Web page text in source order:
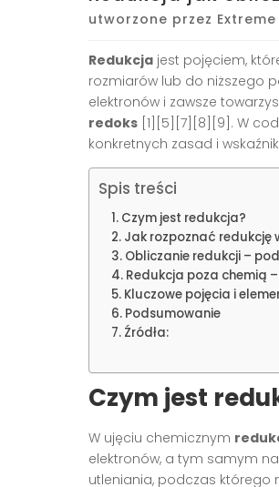
utworzone przez
Redukcja jest pojęciem,
rozmiarów lub do niższego
elektronów i zawsze
redoks [1][5][7][8][9]. W
konkretnych zasad i
Spis treści
Czym jest redukcja?
Jak rozpoznać redukcję
Obliczanie redukcji –
Redukcja poza chemią
Kluczowe pojęcia i
Podsumowanie
Źródła:
Czym jest
W ujęciu chemicznym
elektronów, a tym samym
utleniania, podczas którego